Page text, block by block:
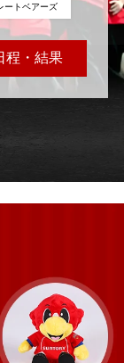
ートベアーズ
程・結果